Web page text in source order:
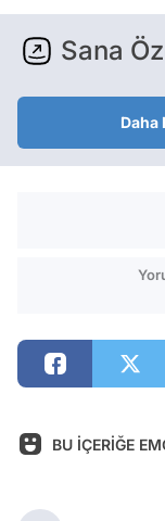
Sana
Daha
BU İÇERİĞE